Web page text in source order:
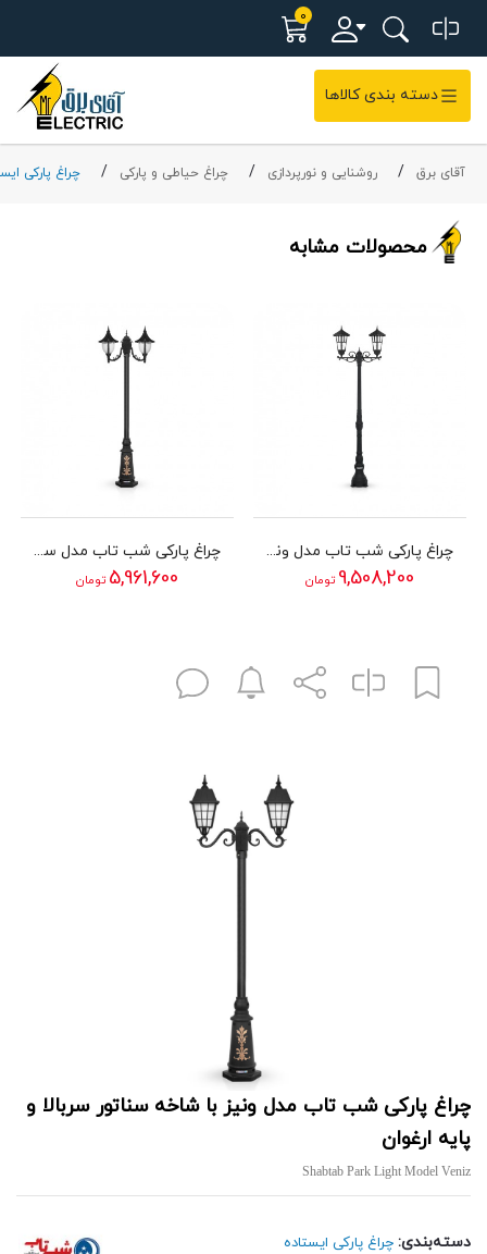
0
دسته بندی کالاها
آقای برق روشنایی و نورپردازی چراغ حیاطی و پارکی چراغ پارکی
محصولات مشابه
چراغ پارکی شب تاب مدل وندا با شاخه سارینا و پایه افرا
9,508,200 تومان
چراغ پارکی شب تاب مدل سلطنتی با شاخه کلاسیک سربالا و پایه ارغوان
5,961,600 تومان
چراغ پارکی شب تاب مدل ونیز با شاخه سناتور سربالا و
پایه ارغوان
Shabtab Park Light Model Veniz
دسته‌بندی: چراغ پارکی ایستاده